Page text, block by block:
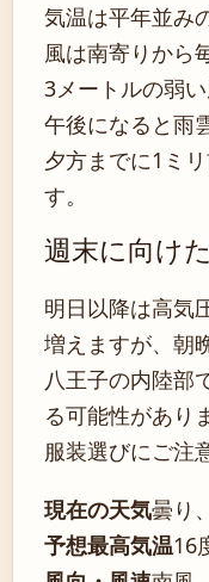
気温は平年並み
風は南寄りから
3メートルの弱い
午後になると雨
夕方までに1ミ
す。
週末に向け
明日以降は高気
増えますが、朝
八王子の内陸部
る可能性があり
服装選びにご注
現在の天気曇り
予想最高気温16